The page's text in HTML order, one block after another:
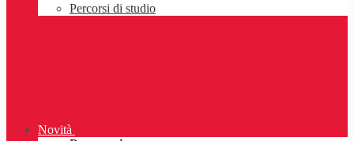
Percorsi di studio
Novità